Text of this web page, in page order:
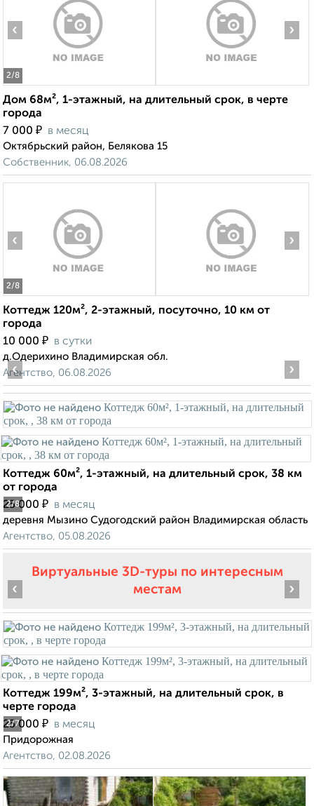
2/8
‹ ›
Дом 68м², 1-этажный, на длительный срок, в черте
города
7 000 ₽ в месяц
Октябрьский район, Белякова 15
Собственник, 06.08.2026
2/8
‹ ›
Коттедж 120м², 2-этажный, посуточно, 10 км от
города
10 000 ₽ в сутки
д.Одерихино Владимирская обл.
Агентство, 06.08.2026
2/8
‹ ›
Коттедж 60м², 1-этажный, на длительный срок, 38 км
от города
25 000 ₽ в месяц
деревня Мызино Судогодский район Владимирская область
Агентство, 05.08.2026
Виртуальные 3D-туры по интересным
местам
2/7
‹ ›
Коттедж 199м², 3-этажный, на длительный срок, в
черте города
25 000 ₽ в месяц
Придорожная
Агентство, 02.08.2026